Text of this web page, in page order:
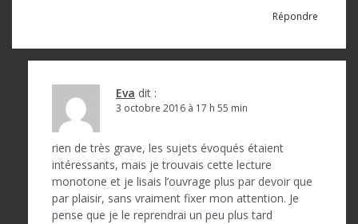
Répondre
Eva dit :
3 octobre 2016 à 17 h 55 min
rien de très grave, les sujets évoqués étaient
intéressants, mais je trouvais cette lecture
monotone et je lisais l’ouvrage plus par devoir que
par plaisir, sans vraiment fixer mon attention. Je
pense que je le reprendrai un peu plus tard